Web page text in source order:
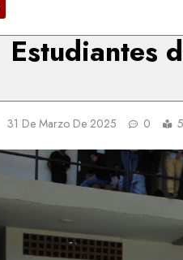
Estudiantes
31 De Marzo De 2025 0